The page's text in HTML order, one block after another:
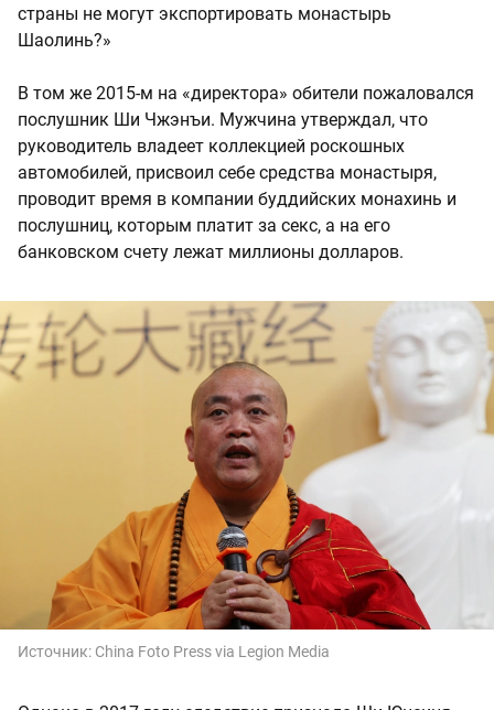
страны не могут экспортировать монастырь
Шаолинь?»
В том же 2015-м на «директора» обители пожаловался
послушник Ши Чжэнъи. Мужчина утверждал, что
руководитель владеет коллекцией роскошных
автомобилей, присвоил себе средства монастыря,
проводит время в компании буддийских монахинь и
послушниц, которым платит за секс, а на его
банковском счету лежат миллионы долларов.
Источник: China Foto Press via Legion Media